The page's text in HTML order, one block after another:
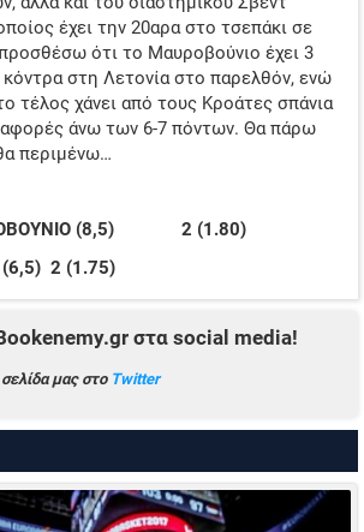
έχει την 20αρα στο τσεπάκι σε
ότι το Μαυροβούνιο έχει 3
κόντρα στη Λετονία στο παρελθόν, ενώ
τέλος χάνει από τους Κροάτες σπάνια
άνω των 6-7 πόντων. Θα πάρω
περιμένω…
(8,5) 2 (1.80)
2 (1.75)
στα social media!
μας στο Twitter